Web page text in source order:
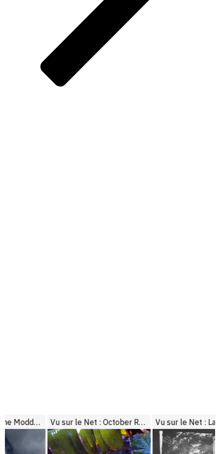
Vu sur le Net : October Rumbles Vu sur le Net : La résurrection des Lumière